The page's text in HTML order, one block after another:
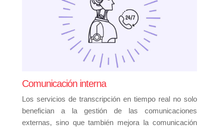
Comunicación interna
Los servicios de transcripción en tiempo real no solo
benefician a la gestión de las comunicaciones
externas, sino que también mejora la comunicación